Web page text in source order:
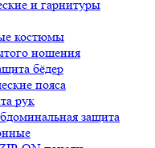
и гарнитуры
костюмы
ношения
бёдер
пояса
рук
защита